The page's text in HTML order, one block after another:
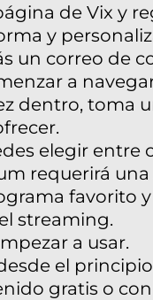
de Vix y
y
un correo de
a
dentro, toma
elegir entre
requerirá
favorito
streaming.
a usar.
el
gratis o